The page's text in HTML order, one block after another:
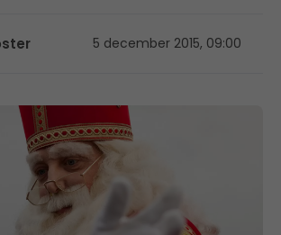
5 december 2015, 09:00